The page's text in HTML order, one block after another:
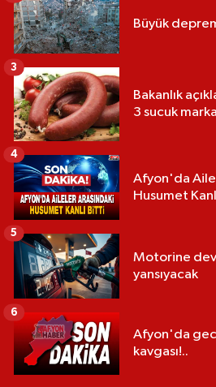
Büyük
Bakanlık
3 sucuk
3
Afyon'da
Husumet
4
Motorine dev
yansıyacak
5
Afyon'da
kavgası!..
6